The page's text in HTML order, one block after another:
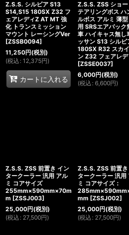
Z.S.S. シルビア S13
S14,S15 180SX Z32 フ
ェアレディZ AT MT 強
化 トランスミッション
マウント レーシングVer
[ZSSB0094]
11,250円(税別)
(税込 : 12,375円)
カートに入れる
Z.S.S. ZSS ショー
テアリングボス ハ
ルボス アルミ 薄
用 SRSエアバック
車 ハイキャス無し
ッサン S13 シルビ
180SX R32 スカ
ン Z32 フェアレ
[ZSSE0037]
6,000円(税別)
(税込 : 6,600円)
Z.S.S. ZSS 前置き イン
タークーラー 汎用 アル
ミ コアサイズ
255mm×590mm×70m
m [ZSSJ003]
25,000円(税別)
(税込 : 27,500円)
Z.S.S. ZSS 前置き
タークーラー 汎用
ミ コアサイズ：
mm [ZSSJ002]
25,000円(税別)
(税込 : 27,500円)